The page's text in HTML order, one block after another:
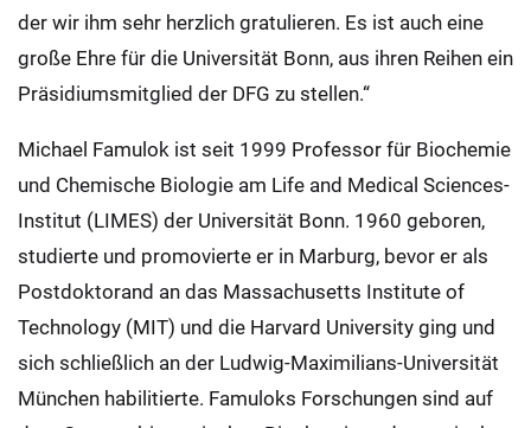
der wir ihm sehr herzlich gratulieren. Es ist auch eine
große Ehre für die Universität Bonn, aus ihren Reihen ein
Präsidiumsmitglied der DFG zu stellen.“
Michael Famulok ist seit 1999 Professor für Biochemie
und Chemische Biologie am Life and Medical Sciences-
Institut (LIMES) der Universität Bonn. 1960 geboren,
studierte und promovierte er in Marburg, bevor er als
Postdoktorand an das Massachusetts Institute of
Technology (MIT) und die Harvard University ging und
sich schließlich an der Ludwig-Maximilians-Universität
München habilitierte. Famuloks Forschungen sind auf